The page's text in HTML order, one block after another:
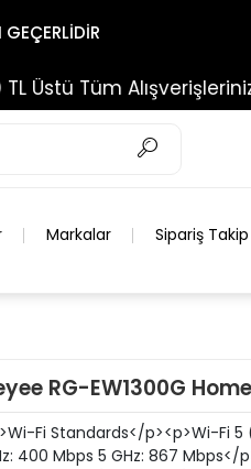
GEÇERLİDİR
Tüm
Markalar Sipariş Takip
RG-EW1300G
Fi Standards</p><p>Wi-Fi
400 Mbps 5 GHz: 867 Mbps</